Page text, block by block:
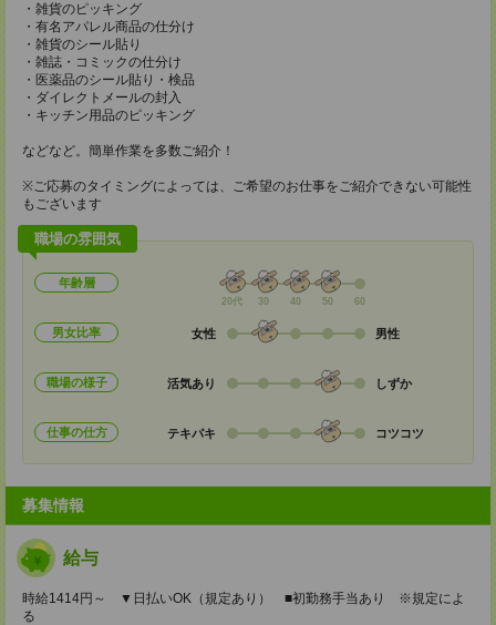
・雑貨のピッキング
・有名アパレル商品の仕分け
・雑貨のシール貼り
・雑誌・コミックの仕分け
・医薬品のシール貼り・検品
・ダイレクトメールの封入
・キッチン用品のピッキング
などなど。簡単作業を多数ご紹介！
※ご応募のタイミングによっては、ご希望のお仕事をご紹介できない可能性
もございます
職場の雰囲気
年齢層
20代 30 40 50 60
男女比率 女性 男性
職場の様子 活気あり しずか
仕事の仕方 テキパキ コツコツ
募集情報
給与
時給1414円～ ▼日払いOK（規定あり） ■初勤務手当あり ※規定によ
る